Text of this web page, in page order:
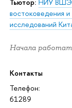
Тьютор: НИУ ВШЭ
востоковедения
исследований
Начала
Контакты
Телефон:
61289